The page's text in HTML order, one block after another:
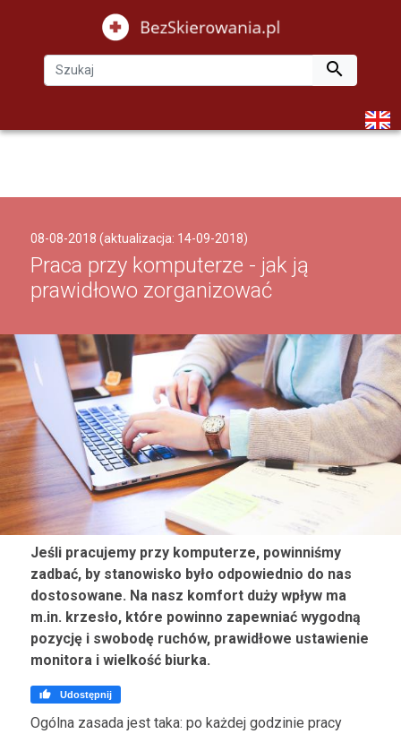

08-08-2018 (aktualizacja: 14-09-2018)
Praca przy komputerze - jak ją
prawidłowo zorganizować
Jeśli pracujemy przy komputerze, powinniśmy
zadbać, by stanowisko było odpowiednio do nas
dostosowane. Na nasz komfort duży wpływ ma
m.in. krzesło, które powinno zapewniać wygodną
pozycję i swobodę ruchów, prawidłowe ustawienie
monitora i wielkość biurka.
 Udostępnij
Ogólna zasada jest taka: po każdej godzinie pracy